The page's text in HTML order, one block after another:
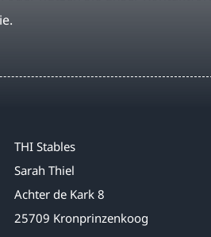
THI Stables
Sarah Thiel
Achter de Kark 8
25709 Kronprinzenkoog